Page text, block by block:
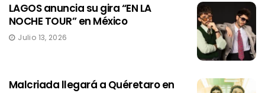
LAGOS anuncia su gira “EN LA
NOCHE TOUR” en México
Julio 13, 2026
Malcriada llegará a Quéretaro en